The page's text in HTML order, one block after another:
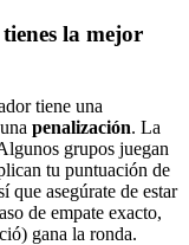
la mejor
tiene una
penalización. La
grupos juegan
tu puntuación de
que asegúrate de estar
de empate exacto,
gana la ronda.